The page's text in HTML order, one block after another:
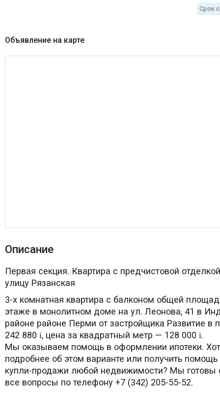
Срок
Объявление на карте
Описание
Первая секция. Квартира с предчистовой
улицу Рязанская
3-х комнатная квартира с балконом общей
этаже в монолитном доме на ул. Леонова, 41 в
районе районе Перми от застройщика Развитие в
242 880 i, цена за квадратный метр — 128 000 i.
Мы оказываем помощь в оформлении ипотеки.
подробнее об этом варианте или получить помощь
купли-продажи любой недвижимости? Мы готовы
все вопросы по телефону +7 (342) 205-55-52.